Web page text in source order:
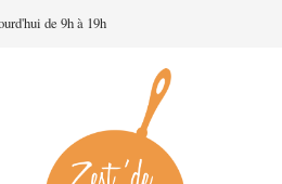
de 9h à 19h